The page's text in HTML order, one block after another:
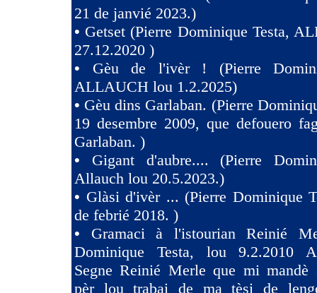
21 de janvié 2023.)
• Getset (Pierre Dominique Testa,
27.12.2020 )
• Gèu de l'ivèr ! (Pierre
ALLAUCH lou 1.2.2025)
• Gèu dins Garlaban. (Pierre
19 desembre 2009, que defouero
Garlaban. )
• Gigant d'aubre.... (Pierre
Allauch lou 20.5.2023.)
• Glàsi d'ivèr ... (Pierre Dominique
de febrié 2018. )
• Gramaci à l'istourian Reinié
Dominique Testa, lou 9.2.2010
Segne Reinié Merle que mi mandè
pèr lou trabai de ma tèsi de